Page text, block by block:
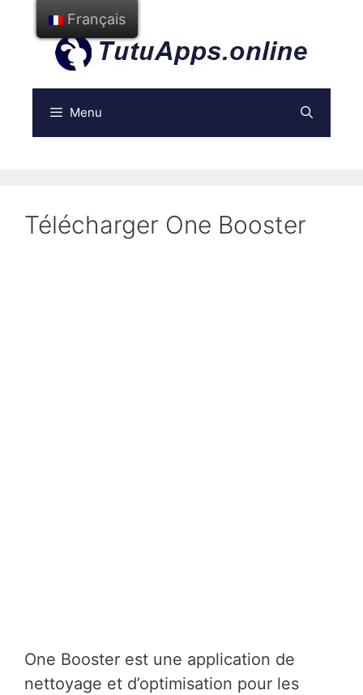
contenu
Menu
Télécharger One Booster
One Booster est une application de
nettoyage et d’optimisation pour les
Français